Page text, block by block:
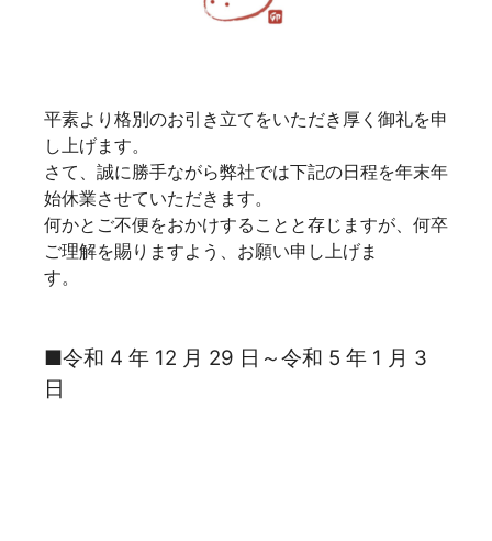
平素より格別のお引き立てをいただき厚く御礼を申
し上げます。
さて、誠に勝手ながら弊社では下記の日程を年末年
始休業させていただきます。
何かとご不便をおかけすることと存じますが、何卒
ご理解を賜りますよう、お願い申し上げま
す。
■令和 4 年 12 月 29 日～令和 5 年 1 月 3
日